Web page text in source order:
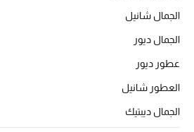
ما وصلنا حديثاً
الموسم الجديد
ركن أناقة المنتجعات
حصريًا عبر الإنترنت
الجمال شانيل
الجمال ديور
عطور ديور
العطور شانيل
الجمال ديبتيك